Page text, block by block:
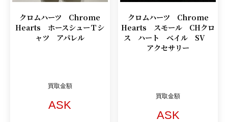
クロムハーツ Chrome
Hearts ホースシューＴシ
ャツ アパレル
買取金額
ASK
クロムハーツ Chrome
Hearts スモール CHクロ
ス ハート ベイル SV
アクセサリー
買取金額
ASK